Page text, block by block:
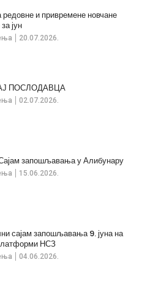
20.07.2026.
редовне и привремене новчане
јун
02.07.2026.
ПОСЛОДАВЦА
15.06.2026.
Сајам запошљавања у Алибунару
04.06.2026.
сајам запошљавања 9. јуна на
НСЗ